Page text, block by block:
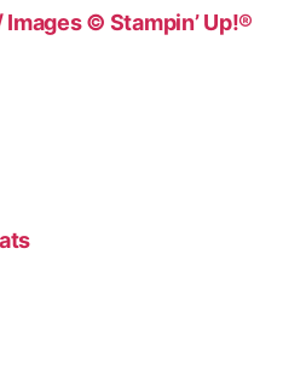
© Stampin’ Up!®